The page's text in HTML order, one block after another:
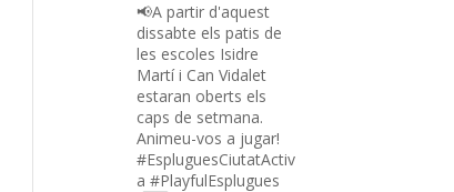
📢A partir d'aquest
dissabte els patis de
les escoles Isidre
Martí i Can Vidalet
estaran oberts els
caps de setmana.
Animeu-vos a jugar!
#EspluguesCiutatActiv
a #PlayfulEsplugues